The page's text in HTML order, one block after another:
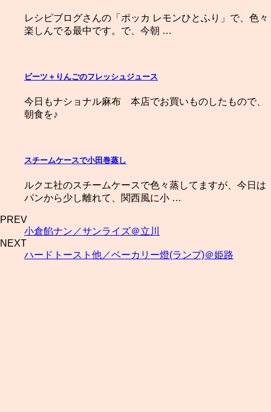
レシピブログさんの「ポッカ レモンひとふり」で、色々
楽しんでる最中です。で、今朝 …
ビーツ＋りんごのフレッシュジュース
今日もナショナル麻布 本店でお買いものしたもので、
朝食を♪
スチームケースで小田巻蒸し
ルクエ社のスチームケースで色々蒸してますが、今日は
パンから少し離れて、関西風に小 …
PREV
小倉餡ナン／サンライズ＠立川
NEXT
ハードトースト他／ベーカリー燈(ランプ)＠姫路